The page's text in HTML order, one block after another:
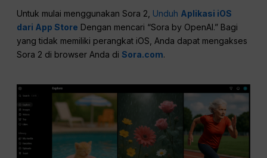
Untuk mulai menggunakan Sora 2, Unduh Aplikasi iOS
dari App Store Dengan mencari “Sora by OpenAI.” Bagi
yang tidak memiliki perangkat iOS, Anda dapat mengakses
Sora 2 di browser Anda diSora.com.